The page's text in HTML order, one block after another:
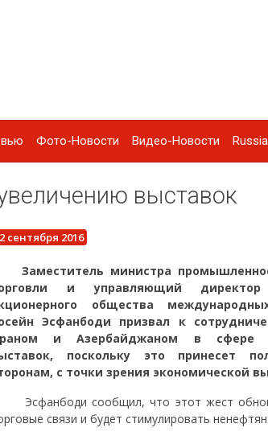
Фото-Новости Видео-Новости
выставок
сентября 2016
министра
и управляющий директор
общества
Эсфанбоди призвал к
и Азербайджаном в сфере
поскольку это принесет
с точки зрения экономической
сообщил, что этот жест
связи и будет стимулировать